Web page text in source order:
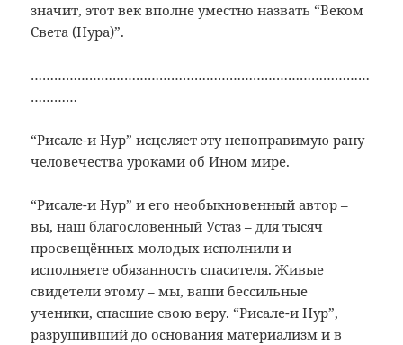
значит, этот век вполне уместно назвать “Веком
Света (Нура)”.
……………………………………………………………………………
…………
“Рисале-и Нур” исцеляет эту непоправимую рану
человечества уроками об Ином мире.
“Рисале-и Нур” и его необыкновенный автор –
вы, наш благословенный Устаз – для тысяч
просвещённых молодых исполнили и
исполняете обязанность спасителя. Живые
свидетели этому – мы, ваши бессильные
ученики, спасшие свою веру. “Рисале-и Нур”,
разрушивший до основания материализм и в